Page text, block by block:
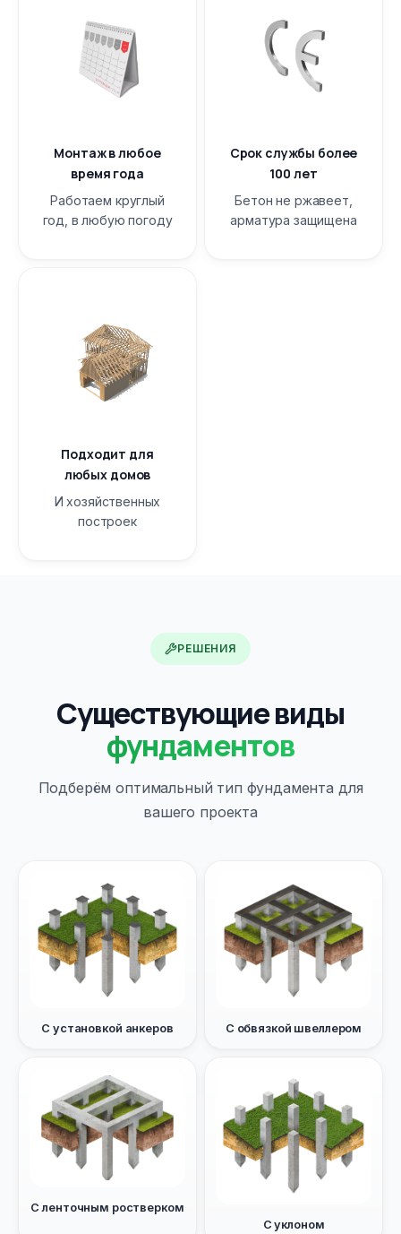
Монтаж в любое
время года
Работаем круглый
год, в любую погоду
Срок службы более
100 лет
Бетон не ржавеет,
арматура защищена
Подходит для
любых домов
И хозяйственных
построек
РЕШЕНИЯ
Существующие виды
фундаментов
Подберём оптимальный тип фундамента для
вашего проекта
С установкой анкеров С обвязкой швеллером
С ленточным ростверком
С уклоном